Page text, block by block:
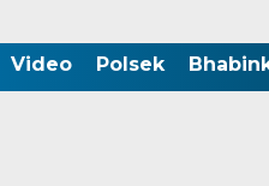
Video Polsek